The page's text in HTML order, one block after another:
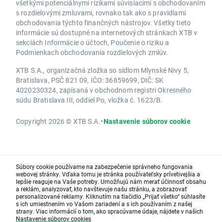
všetkými potenciálnymi rizikami súvisiacimi s obchodovaním
s rozdielovými zmluvami, rovnako tak ako s pravidlami
obchodovania týchto finančných nástrojov. Všetky tieto
informácie sú dostupné na internetových stránkach XTB v
sekciách Informácie o účtoch, Poučenie o riziku a
Podmienkach obchodovania rozdielových zmlúv.
XTB S.A., organizačná zložka so sídlom Mlynské Nivy 5,
Bratislava, PSČ 821 09, IČO: 36859699, DIČ: SK
4020230324, zapísaná v obchodnom registri Okresného
súdu Bratislava III, oddiel Po, vložka č. 1623/B.
Copyright 2026 © XTB S.A.•Nastavenie súborov cookie
Súbory cookie používame na zabezpečenie správneho fungovania
webovej stránky. Vďaka tomu je stránka používateľsky prívetivejšia a
lepšie reaguje na Vaše potreby. Umožňujú nám merať účinnosť obsahu
a reklám, analyzovať, kto navštevuje našu stránku, a zobrazovať
personalizované reklamy. Kliknutím na tlačidlo „Prijať všetko“ súhlasíte
s ich umiestnením vo Vašom zariadení a s ich používaním z našej
strany. Viac informácií o tom, ako spracúvame údaje, nájdete v našich
Nastavenie súborov cookies